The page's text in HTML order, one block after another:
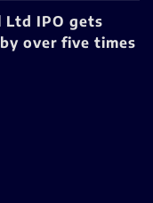
Ltd IPO gets
over five times